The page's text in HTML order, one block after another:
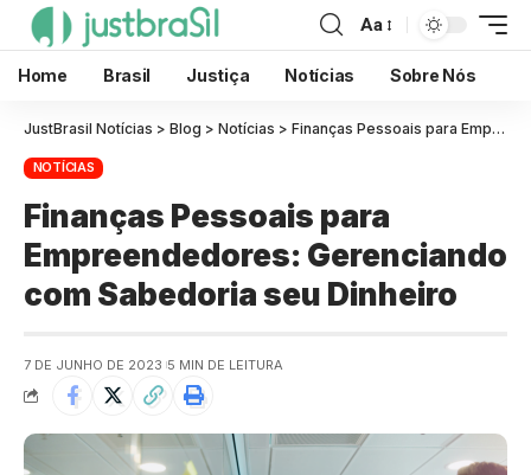
Aa
Home Brasil Justiça Notícias Sobre Nós
JustBrasil Notícias > Blog > Notícias > Finanças Pessoais para Empreendedores: Gerenciando com Sabedoria seu Dinheiro
NOTÍCIAS
Finanças Pessoais para
Empreendedores: Gerenciando
com Sabedoria seu Dinheiro
7 DE JUNHO DE 2023 5 MIN DE LEITURA